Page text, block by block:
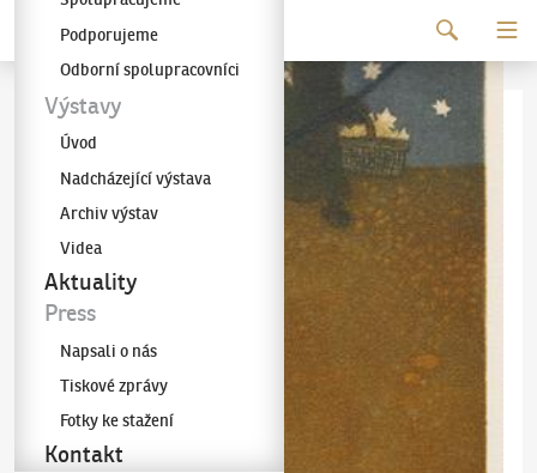
Galerie KODLPodporujeme
Odborní spolupracovníci
Výstavy
Úvod
Nadcházející výstava
Archiv výstav
Videa
Aktuality
Press
Napsali o nás
Tiskové zprávy
Fotky ke stažení
Kontakt